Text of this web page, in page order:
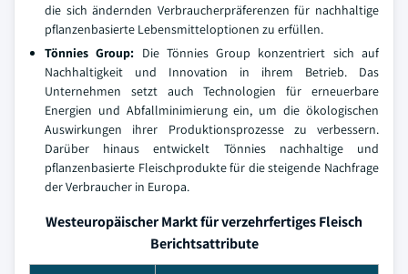
die sich ändernden Verbraucherpräferenzen für nachhaltige
pflanzenbasierte Lebensmitteloptionen zu erfüllen.
Tönnies Group: Die Tönnies Group konzentriert sich auf
Nachhaltigkeit und Innovation in ihrem Betrieb. Das
Unternehmen setzt auch Technologien für erneuerbare
Energien und Abfallminimierung ein, um die ökologischen
Auswirkungen ihrer Produktionsprozesse zu verbessern.
Darüber hinaus entwickelt Tönnies nachhaltige und
pflanzenbasierte Fleischprodukte für die steigende Nachfrage
der Verbraucher in Europa.
Westeuropäischer Markt für verzehrfertiges Fleisch
Berichtsattribute